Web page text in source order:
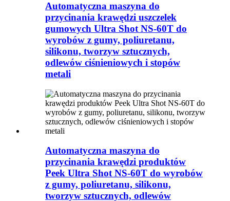
Automatyczna maszyna do
przycinania krawędzi uszczelek
gumowych Ultra Shot NS-60T do
wyrobów z gumy, poliuretanu,
silikonu, tworzyw sztucznych,
odlewów ciśnieniowych i stopów
metali
Automatyczna maszyna do
przycinania krawędzi produktów
Peek Ultra Shot NS-60T do wyrobów
z gumy, poliuretanu, silikonu,
tworzyw sztucznych, odlewów